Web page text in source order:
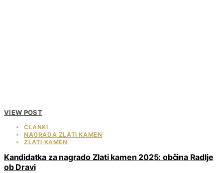
VIEW POST
ČLANKI
NAGRADA ZLATI KAMEN
ZLATI KAMEN
Kandidatka za nagrado Zlati kamen 2025: občina Radlje
ob Dravi